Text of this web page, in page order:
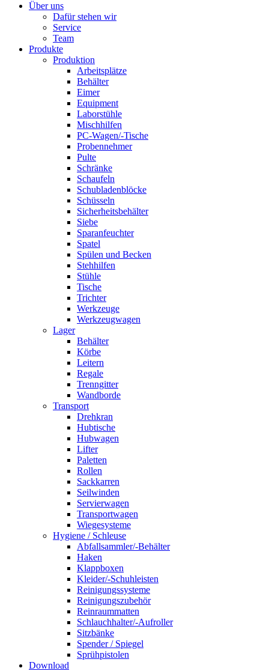
Über uns
Dafür stehen wir
Service
Team
Produkte
Produktion
Arbeitsplätze
Behälter
Eimer
Equipment
Laborstühle
Mischhilfen
PC-Wagen/-Tische
Probennehmer
Pulte
Schränke
Schaufeln
Schubladenblöcke
Schüsseln
Sicherheitsbehälter
Siebe
Sparanfeuchter
Spatel
Spülen und Becken
Stehhilfen
Stühle
Tische
Trichter
Werkzeuge
Werkzeugwagen
Lager
Behälter
Körbe
Leitern
Regale
Trenngitter
Wandborde
Transport
Drehkran
Hubtische
Hubwagen
Lifter
Paletten
Rollen
Sackkarren
Seilwinden
Servierwagen
Transportwagen
Wiegesysteme
Hygiene / Schleuse
Abfallsammler/-Behälter
Haken
Klappboxen
Kleider/-Schuhleisten
Reinigungssysteme
Reinigungszubehör
Reinraummatten
Schlauchhalter/-Aufroller
Sitzbänke
Spender / Spiegel
Sprühpistolen
Download